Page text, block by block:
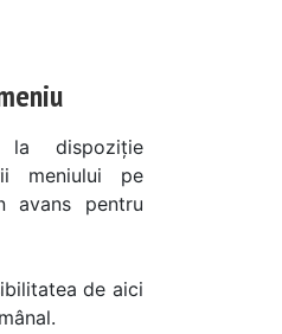
dispoziție
meniului pe
avans pentru
de aici